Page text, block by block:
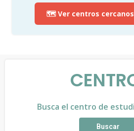
🗺️ Ver centros
Busca el centro de
Buscar